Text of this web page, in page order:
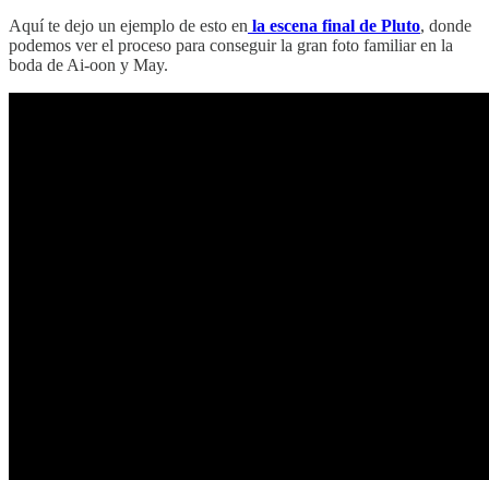
Aquí te dejo un ejemplo de esto en la escena final de Pluto, donde
podemos ver el proceso para conseguir la gran foto familiar en la
boda de Ai-oon y May.